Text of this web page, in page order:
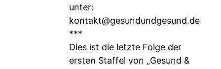
unter:
kontakt@gesundundgesund.de
***
Dies ist die letzte Folge der
ersten Staffel von „Gesund &